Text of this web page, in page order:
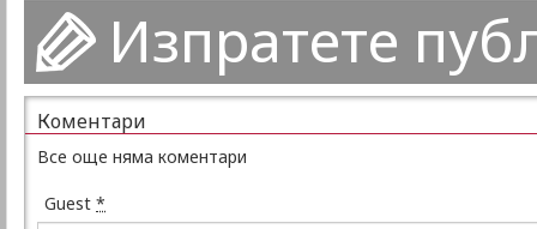
Изпратете
Коментари
Все още няма коментари
Guest *